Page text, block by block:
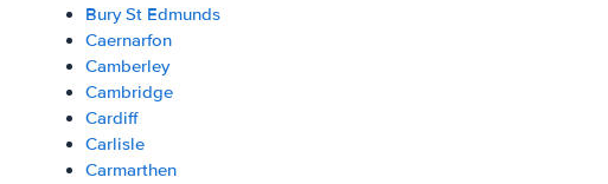
Bury St Edmunds
Caernarfon
Camberley
Cambridge
Cardiff
Carlisle
Carmarthen